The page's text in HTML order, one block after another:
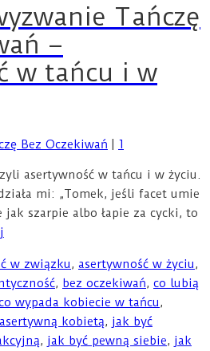
Tańczę
–
w tańcu i w
Bez Oczekiwań 1
asertywność w tańcu i w życiu.
mi: „Tomek, jeśli facet umie
jak szarpie albo łapie za cycki, to
w związku, asertywność w życiu,
, bez oczekiwań, co lubią
wypada kobiecie w tańcu,
kobietą, jak być
, jak być pewną siebie, jak